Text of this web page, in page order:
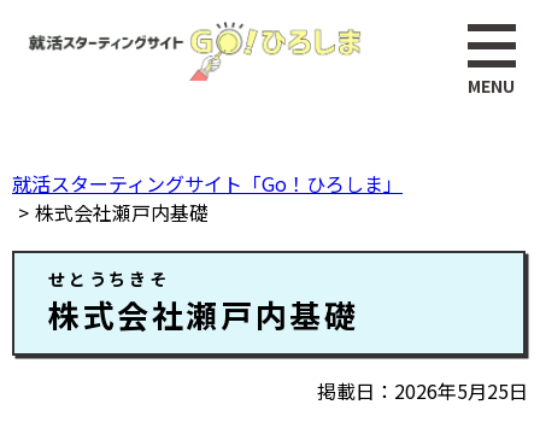
で
す。
就活スターティングサイト「Go！ひろしま」
株式会社瀬戸内基礎
せとうちきそ
株式会社瀬戸内基礎
掲載日 2026年5月25日